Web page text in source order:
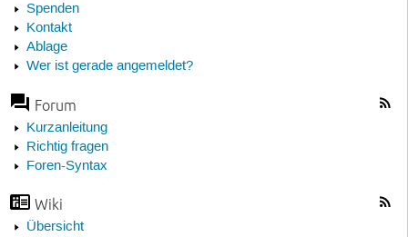
Spenden
Kontakt
Ablage
Wer ist gerade angemeldet?
Forum
Kurzanleitung
Richtig fragen
Foren-Syntax
Wiki
Übersicht